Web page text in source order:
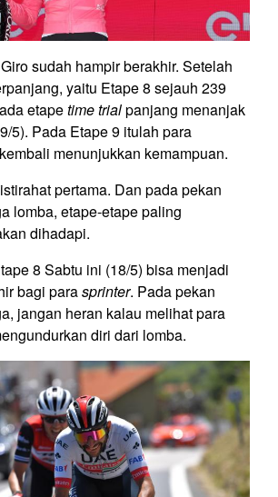
sudah hampir berakhir. Setelah
yaitu Etape 8 sejauh 239
etapetime trialpanjang menanjak
5). Pada Etape 9 itulah para
menunjukkan kemampuan.
pertama. Dan pada pekan
lomba, etape-etape paling
dihadapi.
8 Sabtu ini (18/5) bisa menjadi
bagi parasprinter. Pada pekan
jangan heran kalau melihat para
diri dari lomba.